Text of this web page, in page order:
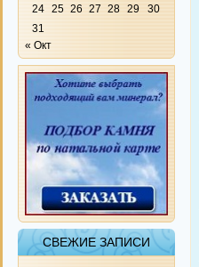
24 25 26 27 28 29
30
31
« Окт
СВЕЖИЕ ЗАПИСИ